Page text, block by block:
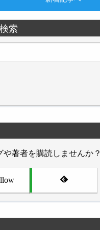
索
や著者を購読しませんか？